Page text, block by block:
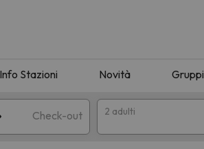
Info Stazioni Novità Gruppi
Check-out 2 adulti